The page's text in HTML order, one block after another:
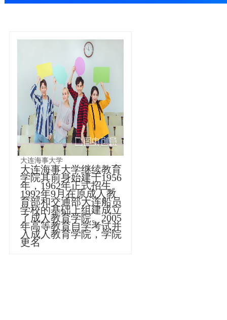
大连海事大学
大连海事大学继续教育
学院其前身始建于1956
年，1962年正式招生。
1992年9月在原成人教
育部和交通部大连船员
学校的基础上组建成立
了成人教育学院。2005
年高等教育自学考试并
入成人教育学院，学院
更名